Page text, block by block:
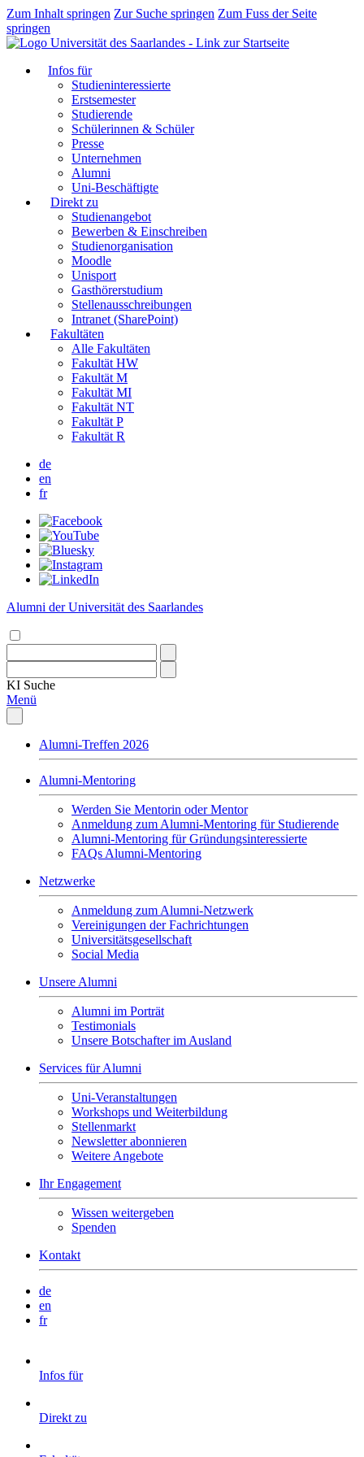
Zum Inhalt springen Zur Suche springen Zum Fuss der Seite
springen
Infos für
Studieninteressierte
Erstsemester
Studierende
Schülerinnen & Schüler
Presse
Unternehmen
Alumni
Uni-Beschäftigte
Direkt zu
Studienangebot
Bewerben & Einschreiben
Studienorganisation
Moodle
Unisport
Gasthörerstudium
Stellenausschreibungen
Intranet (SharePoint)
Fakultäten
Alle Fakultäten
Fakultät HW
Fakultät M
Fakultät MI
Fakultät NT
Fakultät P
Fakultät R
de
en
fr
Alumni der Universität des Saarlandes
KI Suche
Menü
Alumni-Treffen 2026
Alumni-Mentoring
Werden Sie Mentorin oder Mentor
Anmeldung zum Alumni-Mentoring für Studierende
Alumni-Mentoring für Gründungsinteressierte
FAQs Alumni-Mentoring
Netzwerke
Anmeldung zum Alumni-Netzwerk
Vereinigungen der Fachrichtungen
Universitätsgesellschaft
Social Media
Unsere Alumni
Alumni im Porträt
Testimonials
Unsere Botschafter im Ausland
Services für Alumni
Uni-Veranstaltungen
Workshops und Weiterbildung
Stellenmarkt
Newsletter abonnieren
Weitere Angebote
Ihr Engagement
Wissen weitergeben
Spenden
Kontakt
de
en
fr
Infos für
Direkt zu